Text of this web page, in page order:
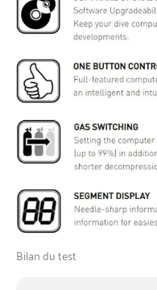
Bilan du test